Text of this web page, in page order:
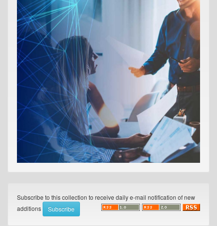
Subscribe to this collection to receive daily e-mail notification of new
additions